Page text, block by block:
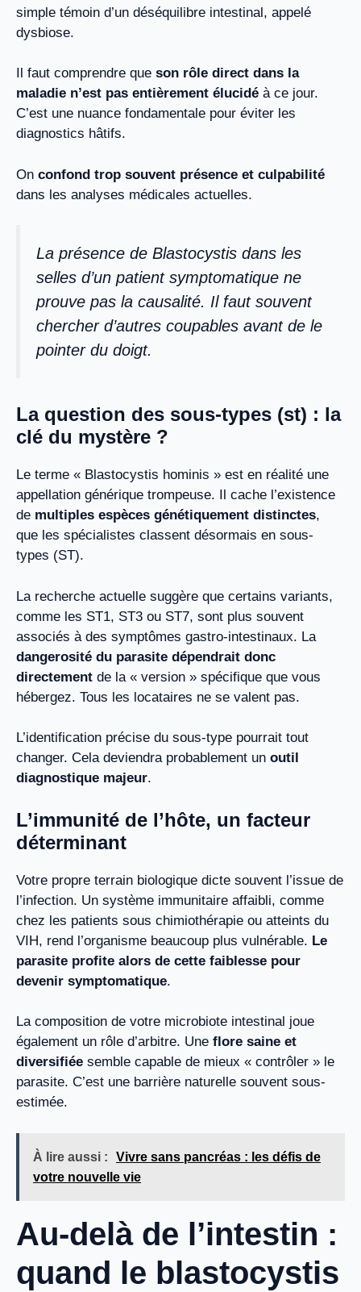
simple témoin d’un déséquilibre intestinal, appelé
dysbiose.
Il faut comprendre que son rôle direct dans la
maladie n’est pas entièrement élucidé à ce jour.
C’est une nuance fondamentale pour éviter les
diagnostics hâtifs.
On confond trop souvent présence et culpabilité
dans les analyses médicales actuelles.
La présence de Blastocystis dans les
selles d’un patient symptomatique ne
prouve pas la causalité. Il faut souvent
chercher d’autres coupables avant de le
pointer du doigt.
La question des sous-types (st) : la
clé du mystère ?
Le terme « Blastocystis hominis » est en réalité une
appellation générique trompeuse. Il cache l’existence
de multiples espèces génétiquement distinctes,
que les spécialistes classent désormais en sous-
types (ST).
La recherche actuelle suggère que certains variants,
comme les ST1, ST3 ou ST7, sont plus souvent
associés à des symptômes gastro-intestinaux. La
dangerosité du parasite dépendrait donc
directement de la « version » spécifique que vous
hébergez. Tous les locataires ne se valent pas.
L’identification précise du sous-type pourrait tout
changer. Cela deviendra probablement un outil
diagnostique majeur.
L’immunité de l’hôte, un facteur
déterminant
Votre propre terrain biologique dicte souvent l’issue de
l’infection. Un système immunitaire affaibli, comme
chez les patients sous chimiothérapie ou atteints du
VIH, rend l’organisme beaucoup plus vulnérable. Le
parasite profite alors de cette faiblesse pour
devenir symptomatique.
La composition de votre microbiote intestinal joue
également un rôle d’arbitre. Une flore saine et
diversifiée semble capable de mieux « contrôler » le
parasite. C’est une barrière naturelle souvent sous-
estimée.
À lire aussi :
Vivre sans pancréas : les défis de
votre nouvelle vie
Au-delà de l’intestin :
quand le blastocystis